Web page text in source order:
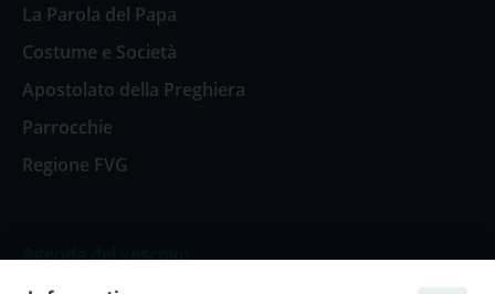
La Parola del Papa
Costume e Società
Apostolato della Preghiera
Parrocchie
Regione FVG
Agenda del vescovo